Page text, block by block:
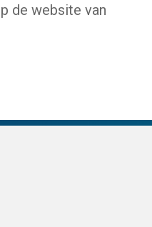
de website van